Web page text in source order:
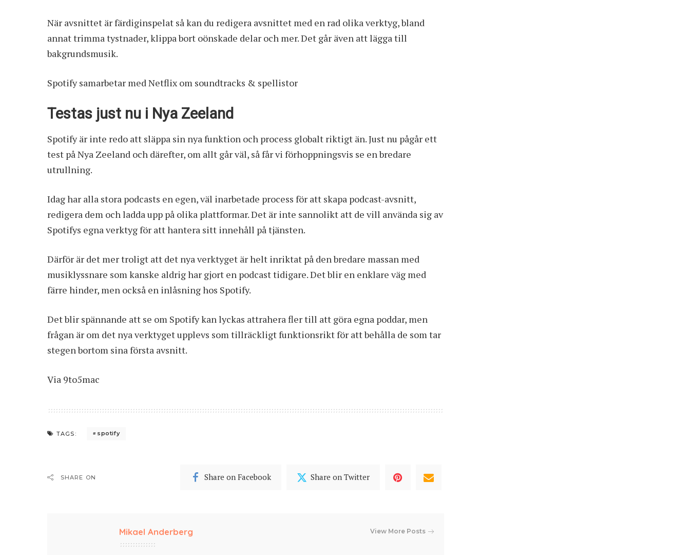
När avsnittet är färdiginspelat så kan du redigera avsnittet med en rad olika verktyg, bland
annat trimma tystnader, klippa bort oönskade delar och mer. Det går även att lägga till
bakgrundsmusik.
Spotify samarbetar med Netflix om soundtracks & spellistor
Testas just nu i Nya Zeeland
Spotify är inte redo att släppa sin nya funktion och process globalt riktigt än. Just nu pågår ett
test på Nya Zeeland och därefter, om allt går väl, så får vi förhoppningsvis se en bredare
utrullning.
Idag har alla stora podcasts en egen, väl inarbetade process för att skapa podcast-avsnitt,
redigera dem och ladda upp på olika plattformar. Det är inte sannolikt att de vill använda sig av
Spotifys egna verktyg för att hantera sitt innehåll på tjänsten.
Därför är det mer troligt att det nya verktyget är helt inriktat på den bredare massan med
musiklyssnare som kanske aldrig har gjort en podcast tidigare. Det blir en enklare väg med
färre hinder, men också en inlåsning hos Spotify.
Det blir spännande att se om Spotify kan lyckas attrahera fler till att göra egna poddar, men
frågan är om det nya verktyget upplevs som tillräckligt funktionsrikt för att behålla de som tar
stegen bortom sina första avsnitt.
Via 9to5mac
TAGS: spotify
SHARE ON Share on Facebook Share on Twitter
Mikael Anderberg View More Posts